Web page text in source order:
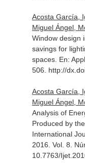
Acosta García,
Miguel Ángel,
Window design
savings for
spaces. En:
506. http://
Acosta García,
Miguel Ángel,
Analysis of
Produced by
International
2016. Vol. 8.
10.7763/